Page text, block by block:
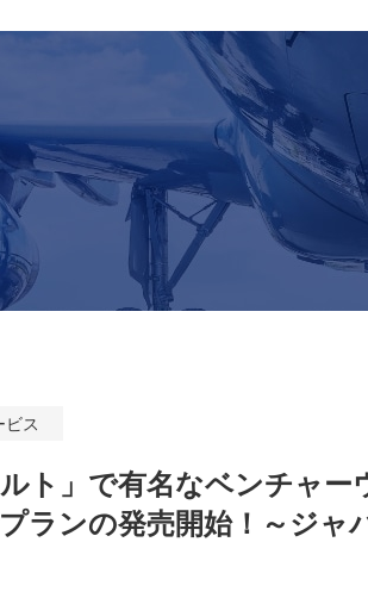
ビス
ルト」で有名なベンチャ
ランの発売開始！～ジ